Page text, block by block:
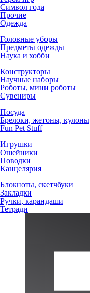
Символ года
Прочие
Одежда
Головные уборы
Предметы одежды
Наука и хобби
Конструкторы
Научные наборы
Роботы, мини роботы
Сувениры
Посуда
Брелоки, жетоны, кулоны
Fun Pet Stuff
Игрушки
Ошейники
Поводки
Канцелярия
Блокноты, скетчбуки
Закладки
Ручки, карандаши
Тетради